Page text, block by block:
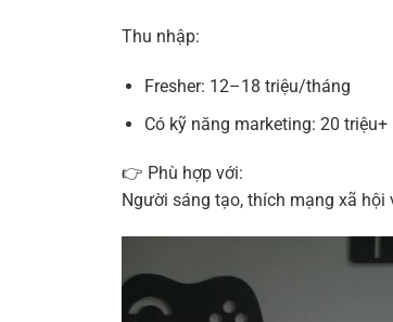
Thu nhập:
Fresher: 12–18 triệu/tháng
Có kỹ năng marketing: 20 triệu+
👉 Phù hợp với:
Người sáng tạo, thích mạng xã hội